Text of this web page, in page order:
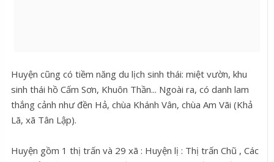
Huyện cũng có tiềm năng du lịch sinh thái: miệt vườn, khu
sinh thái hồ Cấm Sơn, Khuôn Thần... Ngoài ra, có danh lam
thắng cảnh như đền Hả, chùa Khánh Vân, chùa Am Vãi (Khả
Lã, xã Tân Lập).
Huyện gồm 1 thị trấn và 29 xã : Huyện lị : Thị trấn Chũ , Các